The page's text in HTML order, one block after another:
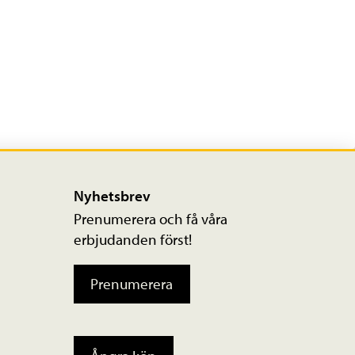
Nyhetsbrev
Prenumerera och få våra
erbjudanden först!
Prenumerera